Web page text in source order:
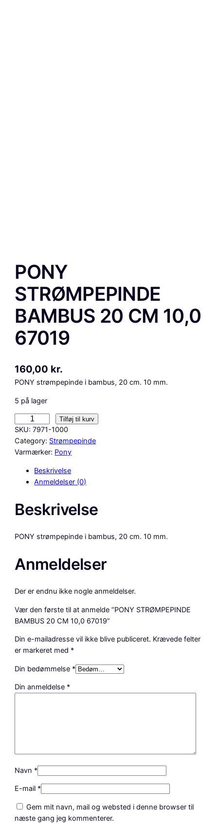
PONY
STRØMPEPINDE
BAMBUS 20 CM 10,0
67019
160,00 kr.
PONY strømpepinde i bambus, 20 cm. 10 mm.
5 på lager
O
N
Y
M
N
E
A
M
U
S
2
C
6
7
1
a
n
Tilføj til kurv
SKU: 7971-1000
Category: Strømpepinde
Varmærker: Pony
Beskrivelse
Anmeldelser (0)
Beskrivelse
PONY strømpepinde i bambus, 20 cm. 10 mm.
Anmeldelser
Der er endnu ikke nogle anmeldelser.
Vær den første til at anmelde “PONY STRØMPEPINDE
BAMBUS 20 CM 10,0 67019”
Din e-mailadresse vil ikke blive publiceret. Krævede felter
er markeret med *
Din bedømmelse *
Din anmeldelse *
Navn *
E-mail *
Gem mit navn, mail og websted i denne browser til
næste gang jeg kommenterer.